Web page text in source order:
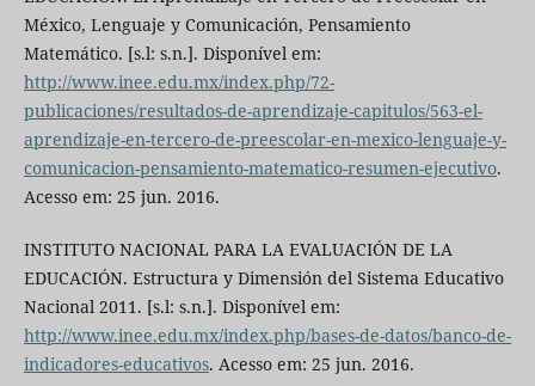
México, Lenguaje y Comunicación, Pensamiento
Matemático. [s.l: s.n.]. Disponível em:
http://www.inee.edu.mx/index.php/72-
publicaciones/resultados-de-aprendizaje-capitulos/563-el-
aprendizaje-en-tercero-de-preescolar-en-mexico-lenguaje-y-
comunicacion-pensamiento-matematico-resumen-ejecutivo.
Acesso em: 25 jun. 2016.
INSTITUTO NACIONAL PARA LA EVALUACIÓN DE LA
EDUCACIÓN. Estructura y Dimensión del Sistema Educativo
Nacional 2011. [s.l: s.n.]. Disponível em:
http://www.inee.edu.mx/index.php/bases-de-datos/banco-de-
indicadores-educativos. Acesso em: 25 jun. 2016.